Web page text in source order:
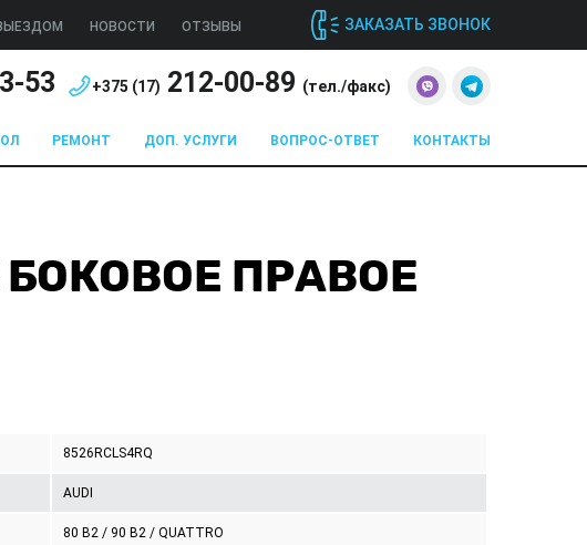
НОВОСТИ ОТЗЫВЫ ЗАКАЗАТЬ ЗВОНОК
53 +375 (17) 212-00-89 (тел./факс)
РЕМОНТ ДОП. УСЛУГИ ВОПРОС-ОТВЕТ КОНТАКТЫ
БОКОВОЕ ПРАВОЕ
8526RCLS4RQ
AUDI
80 B2 / 90 B2 / QUATTRO